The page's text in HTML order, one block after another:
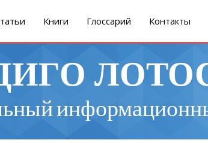
Книги Глоссарий Контакты